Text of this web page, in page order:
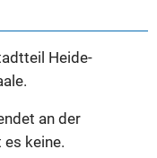
Heide-
an der
es keine.